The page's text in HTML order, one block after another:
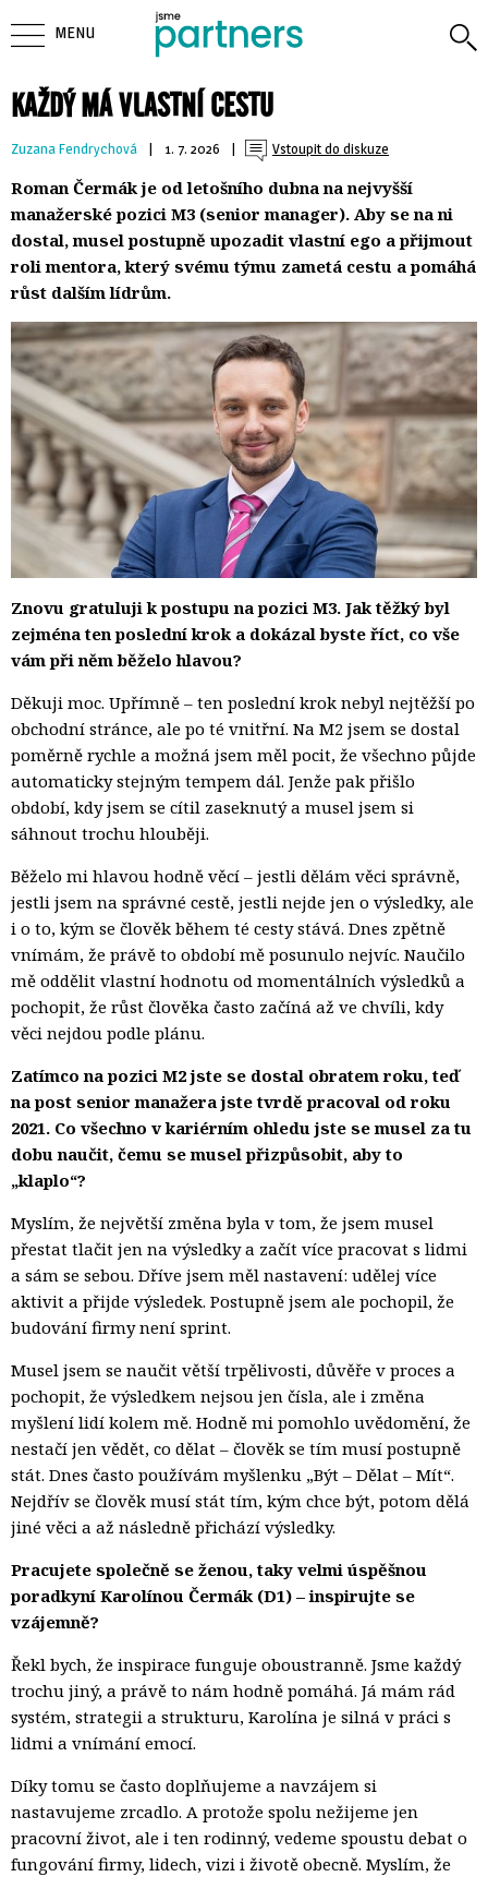
KAŽDÝ MÁ VLASTNÍ CESTU
Zuzana Fendrychová | 1. 7. 2026 | Vstoupit do diskuze
Roman Čermák je od letošního dubna na nejvyšší
manažerské pozici M3 (senior manager). Aby se na ni
dostal, musel postupně upozadit vlastní ego a přijmout
roli mentora, který svému týmu zametá cestu a pomáhá
růst dalším lídrům.
Znovu gratuluji k postupu na pozici M3. Jak těžký byl
zejména ten poslední krok a dokázal byste říct, co vše
vám při něm běželo hlavou?
Děkuji moc. Upřímně – ten poslední krok nebyl nejtěžší po
obchodní stránce, ale po té vnitřní. Na M2 jsem se dostal
poměrně rychle a možná jsem měl pocit, že všechno půjde
automaticky stejným tempem dál. Jenže pak přišlo
období, kdy jsem se cítil zaseknutý a musel jsem si
sáhnout trochu hlouběji.
Běželo mi hlavou hodně věcí – jestli dělám věci správně,
jestli jsem na správné cestě, jestli nejde jen o výsledky, ale
i o to, kým se člověk během té cesty stává. Dnes zpětně
vnímám, že právě to období mě posunulo nejvíc. Naučilo
mě oddělit vlastní hodnotu od momentálních výsledků a
pochopit, že růst člověka často začíná až ve chvíli, kdy
věci nejdou podle plánu.
Zatímco na pozici M2 jste se dostal obratem roku, teď
na post senior manažera jste tvrdě pracoval od roku
2021. Co všechno v kariérním ohledu jste se musel za tu
dobu naučit, čemu se musel přizpůsobit, aby to
„klaplo“?
Myslím, že největší změna byla v tom, že jsem musel
přestat tlačit jen na výsledky a začít více pracovat s lidmi
a sám se sebou. Dříve jsem měl nastavení: udělej více
aktivit a přijde výsledek. Postupně jsem ale pochopil, že
budování firmy není sprint.
Musel jsem se naučit větší trpělivosti, důvěře v proces a
pochopit, že výsledkem nejsou jen čísla, ale i změna
myšlení lidí kolem mě. Hodně mi pomohlo uvědomění, že
nestačí jen vědět, co dělat – člověk se tím musí postupně
stát. Dnes často používám myšlenku „Být – Dělat – Mít“.
Nejdřív se člověk musí stát tím, kým chce být, potom dělá
jiné věci a až následně přichází výsledky.
Pracujete společně se ženou, taky velmi úspěšnou
poradkyní Karolínou Čermák (D1) – inspirujte se
vzájemně?
Řekl bych, že inspirace funguje oboustranně. Jsme každý
trochu jiný, a právě to nám hodně pomáhá. Já mám rád
systém, strategii a strukturu, Karolína je silná v práci s
lidmi a vnímání emocí.
Díky tomu se často doplňujeme a navzájem si
nastavujeme zrcadlo. A protože spolu nežijeme jen
pracovní život, ale i ten rodinný, vedeme spoustu debat o
fungování firmy, lidech, vizi i životě obecně. Myslím, že
MENU